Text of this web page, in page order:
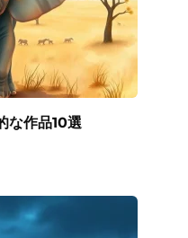
な作品10選